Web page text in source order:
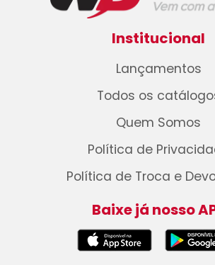
Institucional
Lançamentos
Todos os
Quem Somos
Política de
Política de Troca e
Baixe já nosso